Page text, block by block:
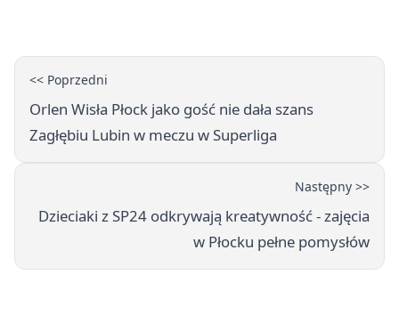
<< Poprzedni
Orlen Wisła Płock jako gość nie dała szans
Zagłębiu Lubin w meczu w Superliga
Następny >>
Dzieciaki z SP24 odkrywają kreatywność - zajęcia
w Płocku pełne pomysłów